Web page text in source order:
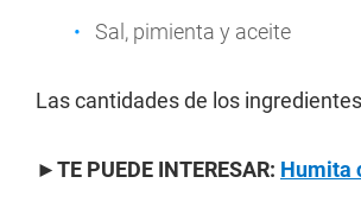
Sal, pimienta y aceite
Las cantidades de los
►TE PUEDE INTERESAR: Humita